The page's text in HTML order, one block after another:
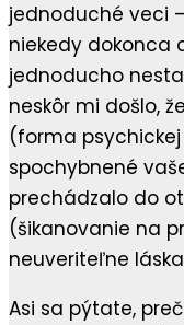
jednoduché veci
niekedy dokonca
jednoducho
neskôr mi došlo,
(forma
spochybnené
prechádzalo do
(šikanovanie na
neuveriteľne
Asi sa pýtate,